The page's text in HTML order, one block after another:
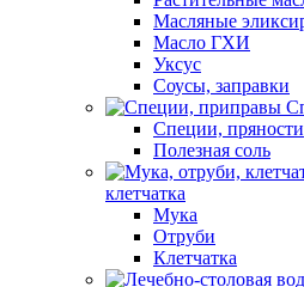
Масляные
Масло ГХИ
Уксус
Соусы, заправки
Специи, пряности
Полезная соль
клетчатка
Мука
Отруби
Клетчатка